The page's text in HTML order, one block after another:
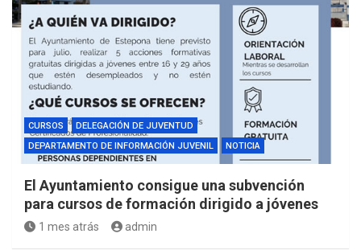
CURSOS
DELEGACIÓN DE JUVENTUD
DEPARTAMENTO DE INFORMACIÓN JUVENIL
NOTICIA
El Ayuntamiento consigue una subvención
para cursos de formación dirigido a jóvenes
1 mes atrás admin